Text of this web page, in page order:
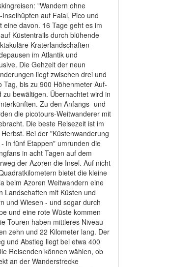
"Wandern ohne
auf Faial, Pico und
eine davon. 16 Tage geht es im
Küstentrails durch blühende
Kraterlandschaften -
im Atlantik und
Die Gehzeit der neun
liegt zwischen drei und
Tag, bis zu 900 Höhenmeter Auf-
zu bewältigen. Übernachtet wird in
Zu den Anfangs- und
die picotours-Weitwanderer mit
Die beste Reisezeit ist im
Bei der "Küstenwanderung
in fünf Etappen" umrunden die
in acht Tagen auf dem
der Azoren die Insel. Auf nicht
bietet die kleine
beim Azoren Weitwandern eine
Landschaften mit Küsten und
und Wiesen - und sogar durch
und eine rote Wüste kommen
Touren haben mittleres Niveau
zehn und 22 Kilometer lang. Der
und Abstieg liegt bei etwa 400
Reisenden können wählen, ob
an der Wanderstrecke